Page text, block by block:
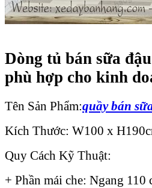
Dòng tủ bán sữa
phù hợp cho kinh
Tên Sản Phẩm:quầy bán
Kích Thước: W100 x
Quy Cách Kỹ Thuật:
+ Phần mái che: Ngang 110